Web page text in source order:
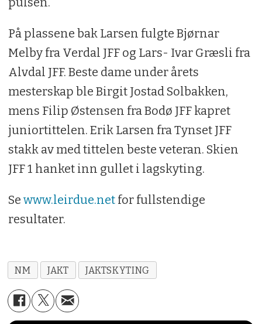
På plassene bak Larsen fulgte Bjørnar
Melby fra Verdal JFF og Lars- Ivar Græsli fra
Alvdal JFF. Beste dame under årets
mesterskap ble Birgit Jostad Solbakken,
mens Filip Østensen fra Bodø JFF kapret
juniortittelen. Erik Larsen fra Tynset JFF
stakk av med tittelen beste veteran. Skien
JFF 1 hanket inn gullet i lagskyting.
Se www.leirdue.netfor fullstendige
resultater.
NM JAKT JAKTSKYTING